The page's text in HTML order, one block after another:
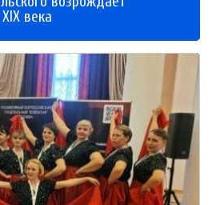
века